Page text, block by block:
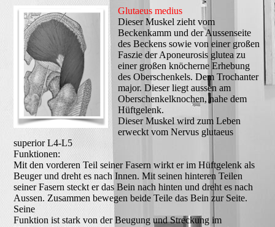
Glutaeus medius
Dieser Muskel zieht vom
Beckenkamm und der Aussenseite
des Beckens sowie von einer großen
Faszie der Aponeurosis glutea zu
einer großen knöcherne Erhebung
des Oberschenkels. Dem Trochanter
major. Dieser liegt aussen am
Oberschenkelknochen, nahe dem
Hüftgelenk.
Dieser Muskel wird zum Leben
erweckt vom Nervus glutaeus
superior L4-L5
Funktionen:
Mit den vorderen Teil seiner Fasern wirkt er im Hüftgelenk als
Beuger und dreht es nach Innen. Mit seinen hinteren Teilen
seiner Fasern steckt er das Bein nach hinten und dreht es nach
Aussen. Zusammen bewegen beide Teile das Bein zur Seite.
Seine
Funktion ist stark von der Beugung und Streckung im